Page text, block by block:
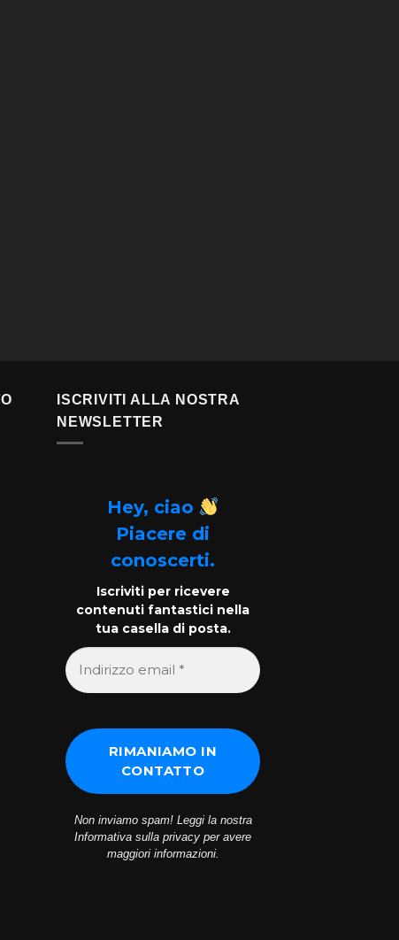
ISCRIVITI ALLA NOSTRA
NEWSLETTER
Hey, ciao
Piacere di
conoscerti.
Iscriviti per ricevere
contenuti fantastici nella
tua casella di posta.
Non inviamo spam! Leggi la nostra
Informativa sulla privacy per avere
maggiori informazioni.